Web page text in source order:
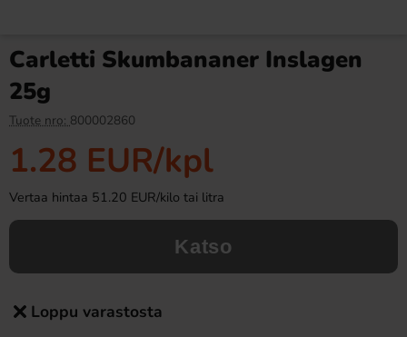
Carletti Skumbananer Inslagen
25g
Tuote nro: 800002860
1.28 EUR/kpl
Vertaa hintaa 51.20 EUR/kilo tai litra
Katso
Loppu varastosta